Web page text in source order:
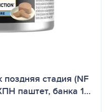
стадия (NF
паштет, банка 1…